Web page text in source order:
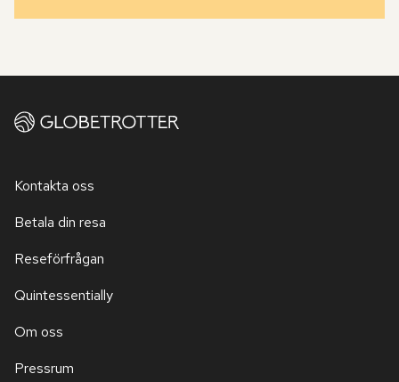
Kontakta oss
Betala din resa
Reseförfrågan
Quintessentially
Om oss
Pressrum